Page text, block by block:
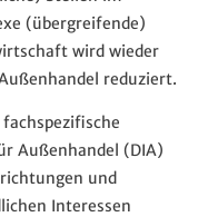
(übergreifende)
wird wieder
reduziert.
Außenhandel (DIA)
und
Interessen